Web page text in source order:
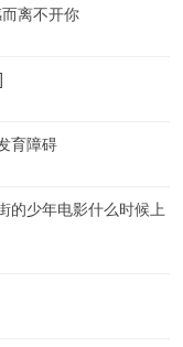
离不开你
育障碍
的少年电影什么时候上